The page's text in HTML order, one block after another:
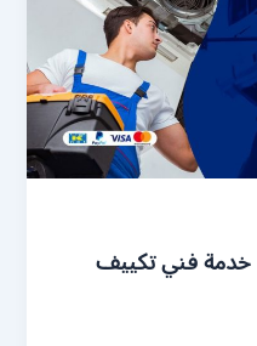
تكييف الكويت 60615556 خدمة فني تكييف